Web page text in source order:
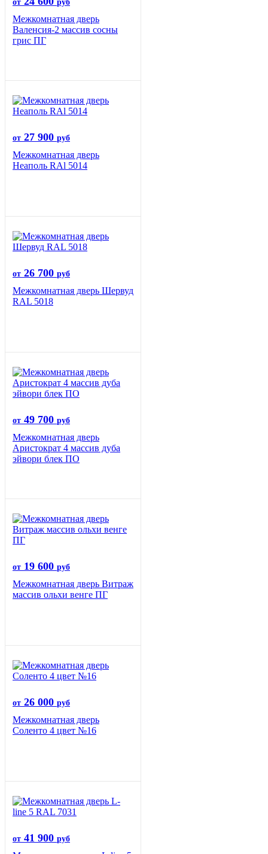
от руб
Межкомнатная дверь
Валенсия-2 массив сосны
грис ПГ
от 27 900 руб
Межкомнатная дверь
Неаполь RAl 5014
от 26 700 руб
Межкомнатная дверь Шервуд
RAL 5018
от 49 700 руб
Межкомнатная дверь
Аристократ 4 массив дуба
эйвори блек ПО
от 19 600 руб
Межкомнатная дверь Витраж
массив ольхи венге ПГ
от 26 000 руб
Межкомнатная дверь
Соленто 4 цвет №16
от 41 900 руб